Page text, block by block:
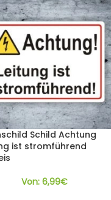
Schild Achtung
ist stromführend
Von: 6,99€